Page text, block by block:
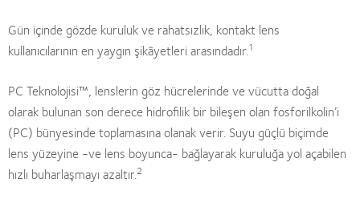
Gün içinde gözde kuruluk ve rahatsızlık, kontakt lens
kullanıcılarının en yaygın şikâyetleri arasındadır.1
PC Teknolojisi™, lenslerin göz hücrelerinde ve vücutta doğal
olarak bulunan son derece hidrofilik bir bileşen olan fosforilkolin’i
(PC) bünyesinde toplamasına olanak verir. Suyu güçlü biçimde
lens yüzeyine -ve lens boyunca- bağlayarak kuruluğa yol açabilen
hızlı buharlaşmayı azaltır.2